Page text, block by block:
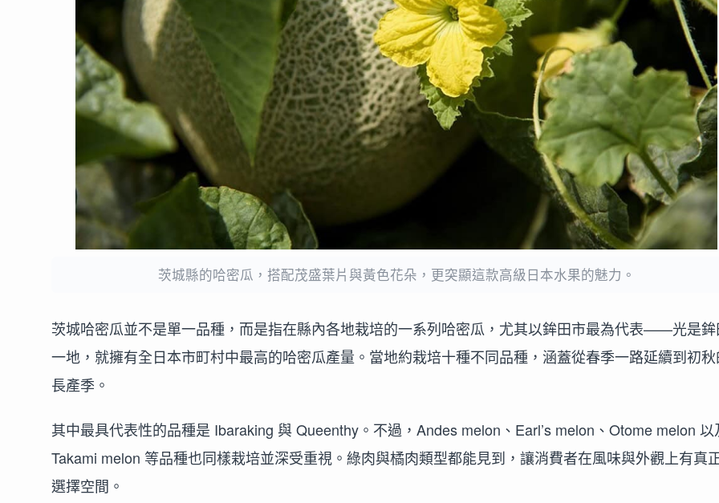
茨城縣的哈密瓜，搭配茂盛葉片與黃色花朵，更突顯這款高級日本水果的魅力。
茨城哈密瓜並不是單一品種，而是指在縣內各地栽培的一系列哈密瓜，尤其以鉾田市最為代表——光是鉾
一地，就擁有全日本市町村中最高的哈密瓜產量。當地約栽培十種不同品種，涵蓋從春季一路延續到初秋
長產季。
其中最具代表性的品種是 Ibaraking 與 Queenthy。不過，Andes melon、Earl’s melon、Otome melon 以
Takami melon 等品種也同樣栽培並深受重視。綠肉與橘肉類型都能見到，讓消費者在風味與外觀上有真
選擇空間。